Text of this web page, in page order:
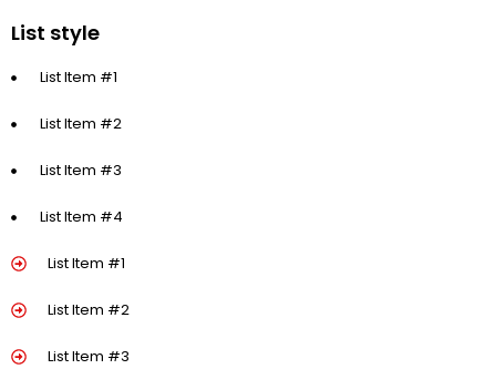
List style
List Item #1
List Item #2
List Item #3
List Item #4
List Item #1
List Item #2
List Item #3